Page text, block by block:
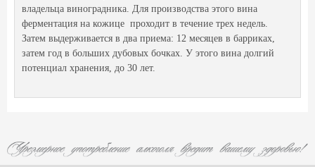
владельца виноградника. Для производства этого вина
ферментация на кожице проходит в течение трех недель.
Затем выдерживается в два приема: 12 месяцев в барриках,
затем год в больших дубовых бочках. У этого вина долгий
потенциал хранения, до 30 лет.